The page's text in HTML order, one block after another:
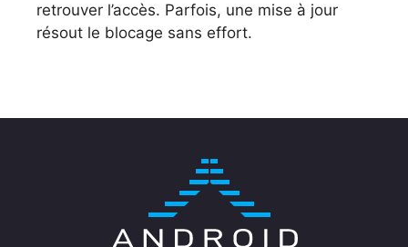
retrouver l’accès. Parfois, une mise à jour
résout le blocage sans effort.